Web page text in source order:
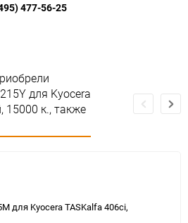
477-56-25
для Kyocera
15000 к., также
для Kyocera TASKalfa 406ci,